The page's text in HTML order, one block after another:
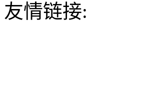
友情链接: